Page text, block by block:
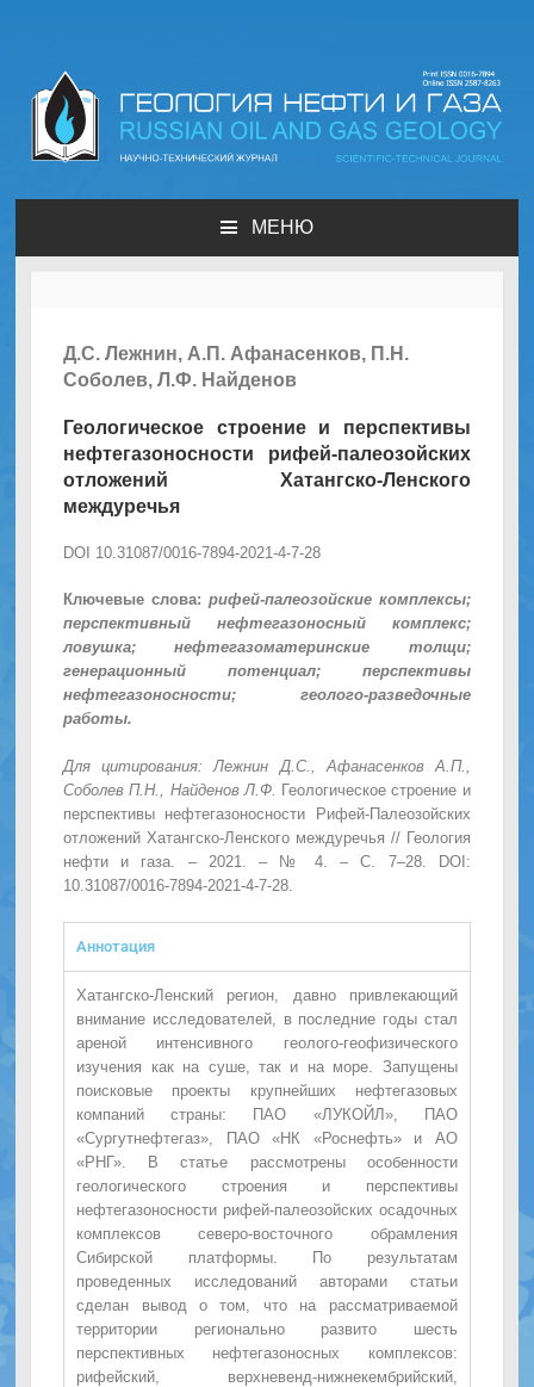
Геология нефти и газа |
Russian oil & gas
geology
МЕНЮ
Д.С. Лежнин, А.П. Афанасенков, П.Н.
Соболев, Л.Ф. Найденов
Геологическое строение и перспективы
нефтегазоносности рифей-палеозойских
отложений Хатангско-Ленского
междуречья
DOI 10.31087/0016-7894-2021-4-7-28
Ключевые слова: рифей-палеозойские комплексы;
перспективный нефтегазоносный комплекс;
ловушка; нефтегазоматеринские толщи;
генерационный потенциал; перспективы
нефтегазоносности; геолого-разведочные
работы.
Для цитирования: Лежнин Д.С., Афанасенков А.П.,
Соболев П.Н., Найденов Л.Ф. Геологическое строение и
перспективы нефтегазоносности Рифей-Палеозойских
отложений Хатангско-Ленского междуречья // Геология
нефти и газа. – 2021. – № 4. – С. 7–28. DOI:
10.31087/0016-7894-2021-4-7-28.
Аннотация
Хатангско-Ленский регион, давно привлекающий
внимание исследователей, в последние годы стал
ареной интенсивного геолого-геофизического
изучения как на суше, так и на море. Запущены
поисковые проекты крупнейших нефтегазовых
компаний страны: ПАО «ЛУКОЙЛ», ПАО
«Сургутнефтегаз», ПАО «НК «Роснефть» и АО
«РНГ». В статье рассмотрены особенности
геологического строения и перспективы
нефтегазоносности рифей-палеозойских осадочных
комплексов северо-восточного обрамления
Сибирской платформы. По результатам
проведенных исследований авторами статьи
сделан вывод о том, что на рассматриваемой
территории регионально развито шесть
перспективных нефтегазоносных комплексов:
рифейский, верхневенд-нижнекембрийский,